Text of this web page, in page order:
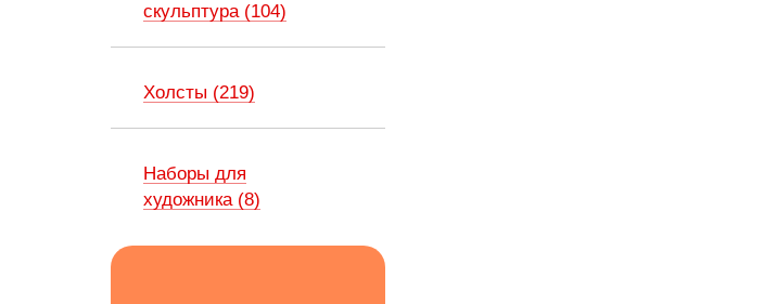
скульптура (104)
Холсты (219)
Наборы для
художника (8)